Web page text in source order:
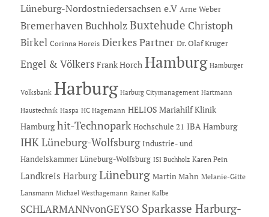
Lüneburg-Nordostniedersachsen e.V Arne Weber
Bremerhaven Buchholz Buxtehude Christoph
Birkel Corinna Horeis Dierkes Partner Dr. Olaf Krüger
Engel & Völkers Frank Horch Hamburg Hamburger
Volksbank Harburg Harburg Citymanagement Hartmann
Haustechnik Haspa HC Hagemann HELIOS Mariahilf Klinik
Hamburg hit-Technopark Hochschule 21 IBA Hamburg
IHK Lüneburg-Wolfsburg Industrie- und
Handelskammer Lüneburg-Wolfsburg ISI Buchholz Karen Pein
Landkreis Harburg Lüneburg Martin Mahn Melanie-Gitte
Lansmann Michael Westhagemann Rainer Kalbe
SCHLARMANNvonGEYSO Sparkasse Harburg-